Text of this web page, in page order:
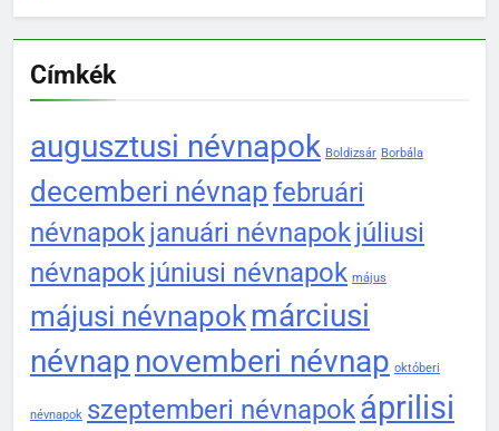
Címkék
augusztusi névnapok Boldizsár Borbála
decemberi névnapfebruári
névnapokjanuári névnapokjúliusi
névnapokjúniusi névnapok május
májusi névnapokmárciusi
névnap novemberi névnap októberi
névnapok szeptemberi névnapokáprilisi